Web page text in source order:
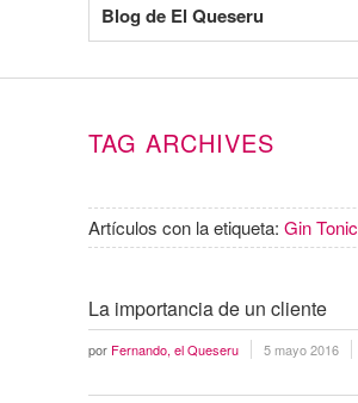
Blog de El Queseru
TAG ARCHIVES
Artículos con la etiqueta: Gin Tonic
La importancia de un cliente
por Fernando, el Queseru 5 mayo 2016